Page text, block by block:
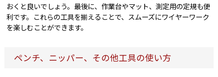
おくと良いでしょう。最後に、作業台やマット、測定用の定規も便
利です。これらの工具を揃えることで、スムーズにワイヤーワーク
を楽しむことができます。
ペンチ、ニッパー、その他工具の使い方